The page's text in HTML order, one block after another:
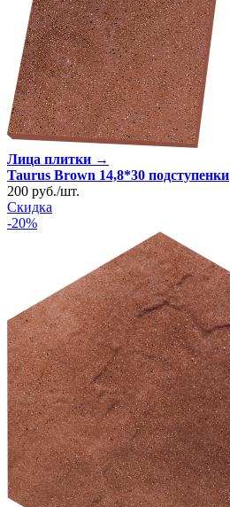
Лица плитки →
Taurus Brown 14,8*30 подступенки
200 руб./шт.
Скидка
-20%